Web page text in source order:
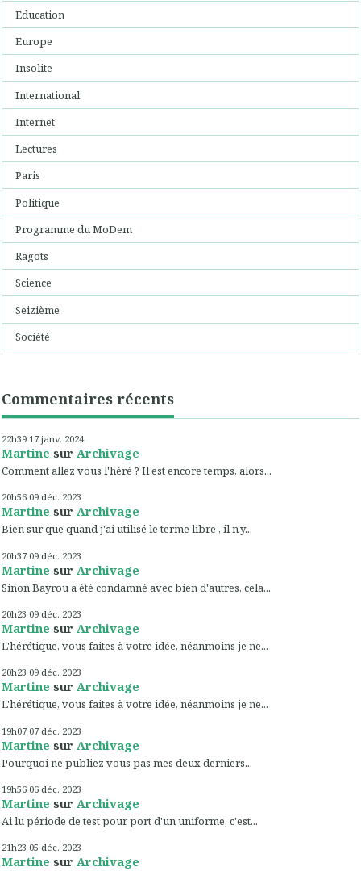
Education
Europe
Insolite
International
Internet
Lectures
Paris
Politique
Programme du MoDem
Ragots
Science
Seizième
Société
Commentaires récents
22h39 17 janv. 2024
Martine sur Archivage
Comment allez vous l'héré ? Il est encore temps, alors...
20h56 09 déc. 2023
Martine sur Archivage
Bien sur que quand j'ai utilisé le terme libre , il n'y...
20h37 09 déc. 2023
Martine sur Archivage
Sinon Bayrou a été condamné avec bien d'autres, cela...
20h23 09 déc. 2023
Martine sur Archivage
L'hérétique, vous faites à votre idée, néanmoins je ne...
20h23 09 déc. 2023
Martine sur Archivage
L'hérétique, vous faites à votre idée, néanmoins je ne...
19h07 07 déc. 2023
Martine sur Archivage
Pourquoi ne publiez vous pas mes deux derniers...
19h56 06 déc. 2023
Martine sur Archivage
Ai lu période de test pour port d'un uniforme, c'est...
21h23 05 déc. 2023
Martine sur Archivage